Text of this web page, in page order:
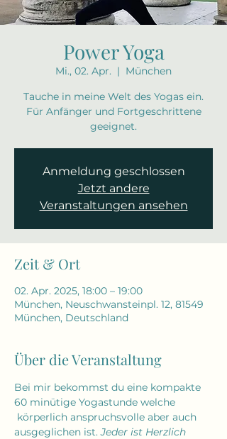
Power Yoga
Mi., 02. Apr.
  |
München
Tauche in meine Welt des Yogas ein.
Für Anfänger und Fortgeschrittene
geeignet.
Anmeldung geschlossen
Jetzt andere
Veranstaltungen ansehen
Zeit & Ort
02. Apr. 2025, 18:00 – 19:00
München, Neuschwansteinpl. 12, 81549
München, Deutschland
Über die Veranstaltung
Bei mir bekommst du eine kompakte
60 minütige Yogastunde welche
körperlich anspruchsvolle aber auch
ausgeglichen ist. Jeder ist Herzlich